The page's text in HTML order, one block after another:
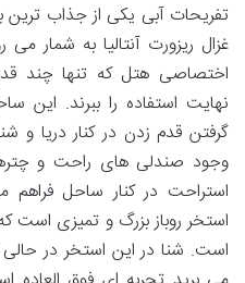
تفریحات آبی یکی از جذاب
غزال ریزورت آنتالیا به شمار
اختصاصی هتل که تنها چند
نهایت استفاده را ببرند. این
گرفتن قدم زدن در کنار دریا و
وجود صندلی های راحت و
استراحت در کنار ساحل فراهم
استخر روباز بزرگ و تمیزی است
است. شنا در این استخر در